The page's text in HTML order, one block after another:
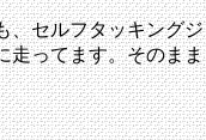
、セルフタッキングジ
走ってます。そのまま